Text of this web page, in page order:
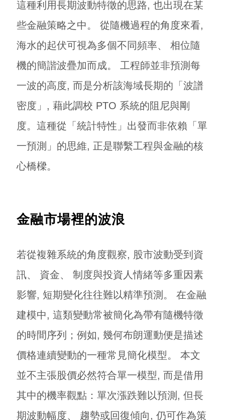
這種利用長期波動特徵的思路, 也出現在某
些金融策略之中。 從隨機過程的角度來看,
海水的起伏可視為多個不同頻率、 相位隨
機的簡諧波疊加而成。 工程師並非預測每
一波的高度, 而是分析該海域長期的「波譜
密度」, 藉此調校 PTO 系統的阻尼與剛
度。這種從「統計特性」出發而非依賴「單
一預測」的思維, 正是聯繫工程與金融的核
心橋樑。
金融市場裡的波浪
若從複雜系統的角度觀察, 股市波動受到資
訊、 資金、 制度與投資人情緒等多重因素
影響, 短期變化往往難以精準預測。 在金融
建模中, 這類變動常被簡化為帶有隨機特徵
的時間序列；例如, 幾何布朗運動便是描述
價格連續變動的一種常見簡化模型。 本文
並不主張股價必然符合單一模型, 而是借用
其中的機率觀點：單次漲跌難以預測, 但長
期波動幅度、 趨勢或回復傾向, 仍可作為策